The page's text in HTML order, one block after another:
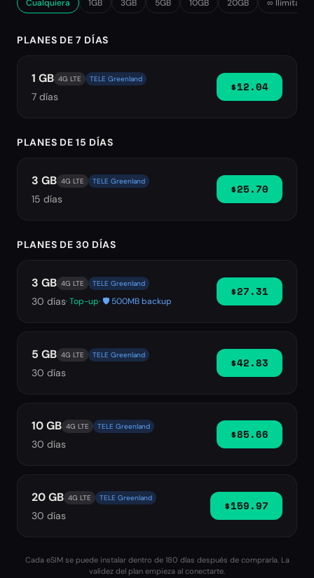
Cualquiera 1GB 3GB 5GB 10GB 20GB ∞ Ilimitado
PLANES DE 7 DÍAS
1 GB 4G LTE TELE Greenland
7 días
$12.04
PLANES DE 15 DÍAS
3 GB 4G LTE TELE Greenland
15 días
$25.70
PLANES DE 30 DÍAS
3 GB 4G LTE TELE Greenland
30 días· Top-up· 🛡️ 500MB backup
$27.31
5 GB 4G LTE TELE Greenland
30 días
$42.83
10 GB 4G LTE TELE Greenland
30 días
$85.66
20 GB 4G LTE TELE Greenland
30 días
$159.97
Cada eSIM se puede instalar dentro de 180 días después de comprarla. La
validez del plan empieza al conectarte.